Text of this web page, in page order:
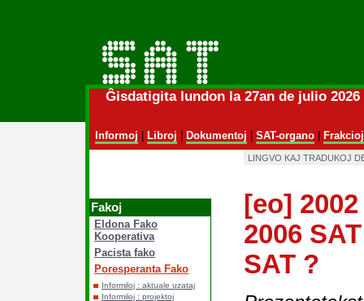
Ĝisdatigita lundon la 27an de julio
Informoj Libroj Dokumentoj SAT-organo| Frakcioj
Fakoj
Eldona Fako
Kooperativa
Pacista fako
Poresperanta Fako
Informiloj : aktuale uzataj
Informiloj : projektoj
LINGVO KAJ TRADUKOJ
[eo]
2006
SAT ?